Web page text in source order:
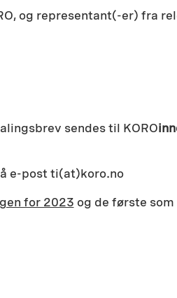
og representant(-er) fra
sendes til KORO
e-post ti(at)koro.no
for 2023 og de første